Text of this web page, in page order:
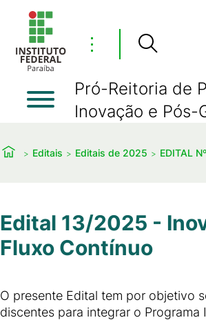
⋮
Pró-Reitoria de
Inovação e Pós-
Editais Editais de 2025 EDITAL
Edital 13/2025 -
Fluxo Contínuo
O presente Edital tem por objetivo
discentes para integrar o Programa